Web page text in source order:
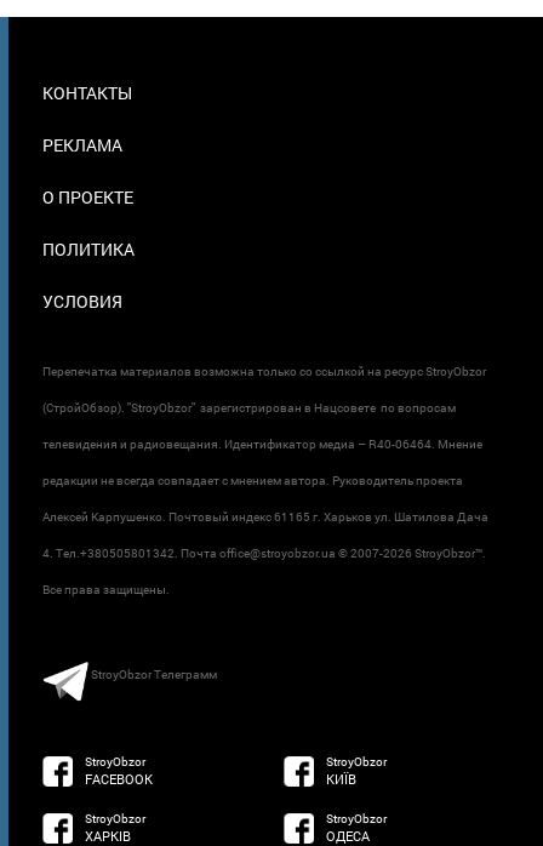
В
КОНТАКТЫ
РЕКЛАМА
О ПРОЕКТЕ
ПОЛИТИКА
УСЛОВИЯ
Перепечатка материалов возможна только со ссылкой на ресурс StroyObzor
(СтройОбзор). "StroyObzor" зарегистрирован в Нацсовете по вопросам
телевидения и радиовещания. Идентификатор медиа – R40-06464. Мнение
редакции не всегда совпадает с мнением автора. Руководитель проекта
Алексей Карпушенко. Почтовый индекс 61165 г. Харьков ул. Шатилова Дача
4. Тел.+380505801342. Почта office@stroyobzor.ua © 2007-2026 StroyObzor™.
Все права защищены.
StroyObzor Телеграмм
StroyObzor
FACEBOOK
StroyObzor
КИЇВ
StroyObzor
ХАРКІВ
StroyObzor
ОДЕСА